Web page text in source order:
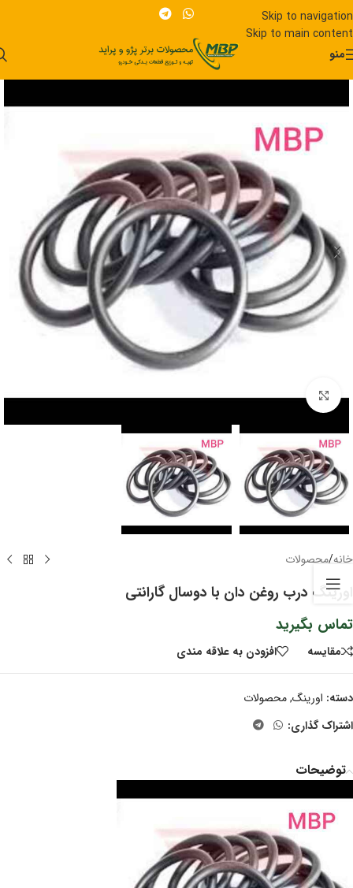
Skip to navigation
Skip to main content
منو
برای بزرگنمایی کلیک کنید
خانه/محصولات
اورینگ درب روغن دان با دوسال گارانتی
تماس بگیرید
مقايسه افزودن به علاقه مندی
دسته: اورینگ,محصولات
اشتراک گذاری:
توضیحات